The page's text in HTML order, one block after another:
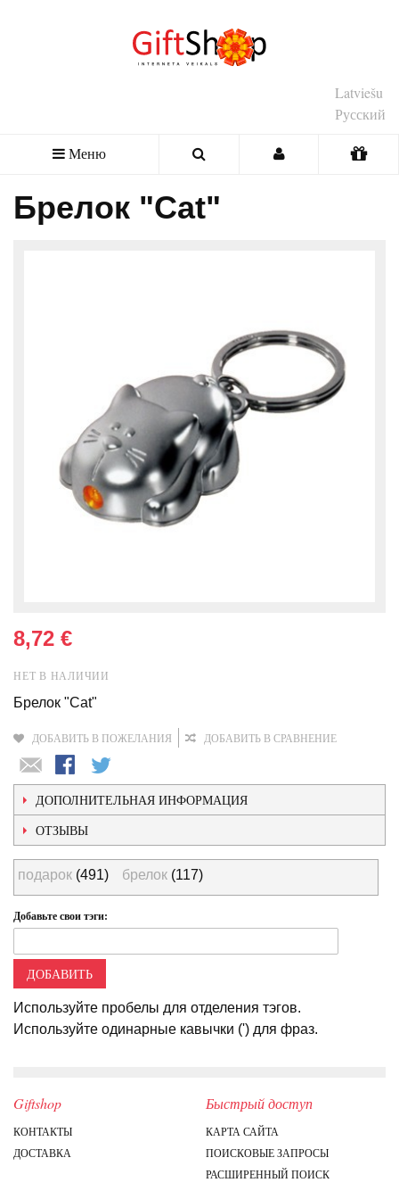
Latviešu
Русский
Меню
Брелок "Cat"
8,72 €
НЕТ В НАЛИЧИИ
Брелок "Cat"
ДОБАВИТЬ В ПОЖЕЛАНИЯ ДОБАВИТЬ В СРАВНЕНИЕ
ДОПОЛНИТЕЛЬНАЯ ИНФОРМАЦИЯ
ОТЗЫВЫ
подарок (491) брелок (117)
Добавьте свои тэги:
ДОБАВИТЬ
Используйте пробелы для отделения тэгов.
Используйте одинарные кавычки (') для фраз.
Giftshop
КОНТАКТЫ
ДОСТАВКА
Быстрый доступ
КАРТА САЙТА
ПОИСКОВЫЕ ЗАПРОСЫ
РАСШИРЕННЫЙ ПОИСК